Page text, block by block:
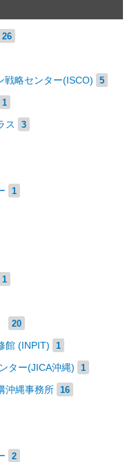
26
戦略センター(ISCO) 5
1
ス 3
1
1
20
館 (INPIT) 1
ター(JICA沖縄) 1
沖縄事務所 16
2